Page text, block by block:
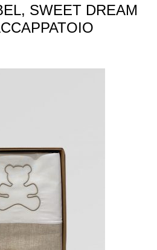
SWEET DREAM